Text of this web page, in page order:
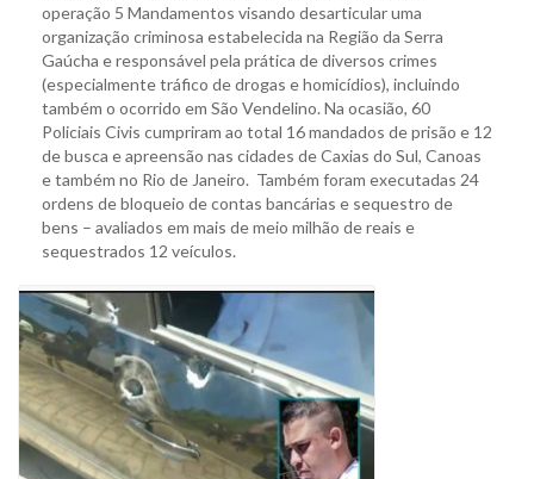
operação 5 Mandamentos visando desarticular uma
organização criminosa estabelecida na Região da Serra
Gaúcha e responsável pela prática de diversos crimes
(especialmente tráfico de drogas e homicídios), incluindo
também o ocorrido em São Vendelino. Na ocasião, 60
Policiais Civis cumpriram ao total 16 mandados de prisão e 12
de busca e apreensão nas cidades de Caxias do Sul, Canoas
e também no Rio de Janeiro. Também foram executadas 24
ordens de bloqueio de contas bancárias e sequestro de
bens – avaliados em mais de meio milhão de reais e
sequestrados 12 veículos.